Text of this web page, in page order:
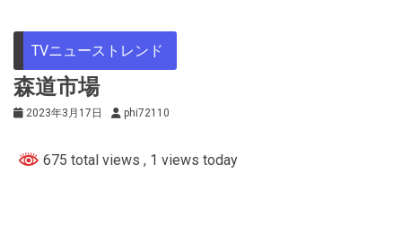
TVニューストレンド
森道市場
2023年3月17日 phi72110
675 total views , 1 views today